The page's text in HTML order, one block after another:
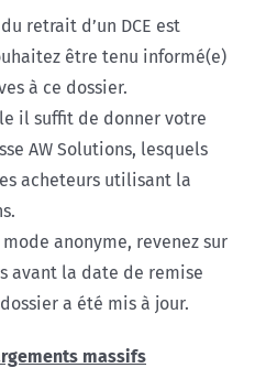
retrait d’un DCE est
être tenu informé(e)
à ce dossier.
il suffit de donner votre
AW Solutions, lesquels
acheteurs utilisant la
anonyme, revenez sur
avant la date de remise
a été mis à jour.
massifs